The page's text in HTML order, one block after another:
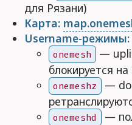
для Рязани)
Карта:
Username-режимы:
onemesh —
блокируется
onemeshz —
onemeshd —